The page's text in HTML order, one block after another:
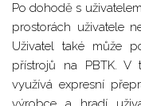
Po dohodě s
prostorách uživatele
Uživatel také může
přístrojů na PBTK.
využívá expresní